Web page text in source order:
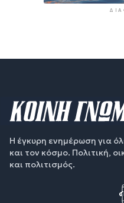
Η έγκυρη ενημέρωση για
και τον κόσμο. Πολιτική,
και πολιτισμός.